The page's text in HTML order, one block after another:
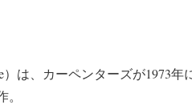
）は、カーペンターズが1973